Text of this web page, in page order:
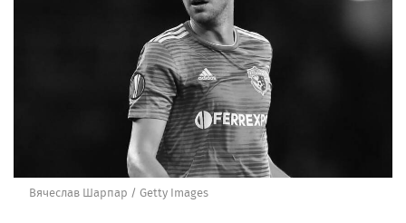
Вячеслав Шарпар / Getty Images